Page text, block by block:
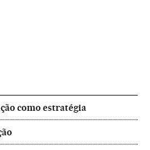
como estratégia